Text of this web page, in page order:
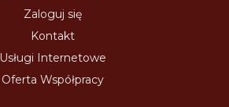
Zaloguj się
Kontakt
Usługi Internetowe
Oferta Współpracy